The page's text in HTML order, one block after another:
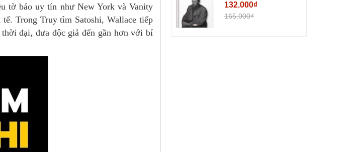
tờ báo uy tín như New York và Vanity
Trong Truy tìm Satoshi, Wallace tiếp
đại, đưa độc giả đến gần hơn với bí
132.000₫
165.000₫